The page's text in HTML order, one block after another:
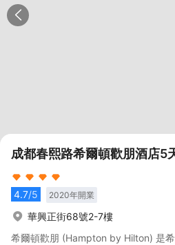
成都春熙路希爾頓歡朋酒店5
4.7/5 2020年開業
華興正街68號2-7樓
希爾頓歡朋 (Hampton by Hilton) 是